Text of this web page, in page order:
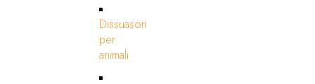
Dissuasori
per
animali